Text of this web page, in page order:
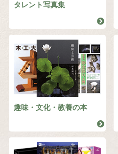
タレント写真集
趣味・文化・教養の本